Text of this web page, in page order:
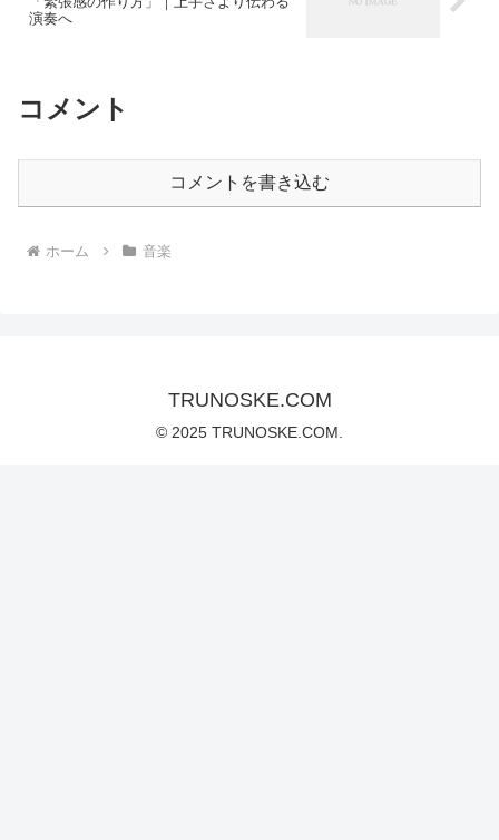
演奏へ
コメント
コメントを書き込む
ホーム 音楽
TRUNOSKE.COM
© 2025 TRUNOSKE.COM.